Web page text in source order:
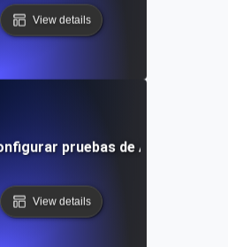
View details
pruebas de API con
View details